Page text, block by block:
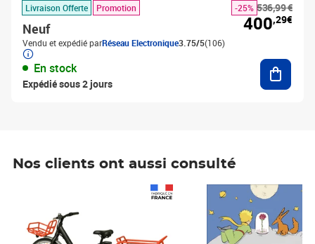
Livraison Offerte Promotion
Neuf
Vendu et expédié parRéseau Electronique3.75/5(106)
En stock
Expédié sous 2 jours
536,99 €
-25%
400,29€
Nos clients ont aussi consulté
Prix 7,50€